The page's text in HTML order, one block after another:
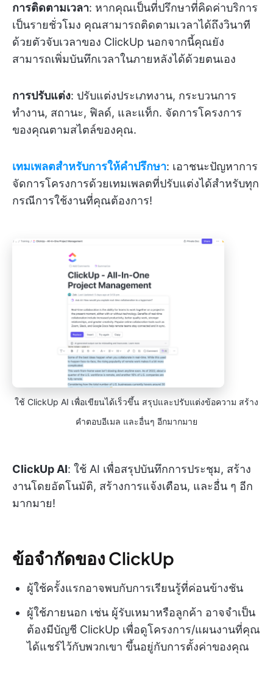
การติดตามเวลา: หากคุณเป็นที่ปรึกษาที่คิดค่าบริการ
เป็นรายชั่วโมง คุณสามารถติดตามเวลาได้ถึงวินาที
ด้วยตัวจับเวลาของ ClickUp นอกจากนี้คุณยัง
สามารถเพิ่มบันทึกเวลาในภายหลังได้ด้วยตนเอง
การปรับแต่ง: ปรับแต่งประเภทงาน, กระบวนการ
ทำงาน, สถานะ, ฟิลด์, และแท็ก. จัดการโครงการ
ของคุณตามสไตล์ของคุณ.
เทมเพลตสำหรับการให้คำปรึกษา: เอาชนะปัญหาการ
จัดการโครงการด้วยเทมเพลตที่ปรับแต่งได้สำหรับทุก
กรณีการใช้งานที่คุณต้องการ!
ใช้ ClickUp AI เพื่อเขียนได้เร็วขึ้น สรุปและปรับแต่งข้อความ สร้าง
คำตอบอีเมล และอื่นๆ อีกมากมาย
ClickUp AI: ใช้ AI เพื่อสรุปบันทึกการประชุม, สร้าง
งานโดยอัตโนมัติ, สร้างการแจ้งเตือน, และอื่น ๆ อีก
มากมาย!
ข้อจำกัดของ ClickUp
ผู้ใช้ครั้งแรกอาจพบกับการเรียนรู้ที่ค่อนข้างชัน
ผู้ใช้ภายนอก เช่น ผู้รับเหมาหรือลูกค้า อาจจำเป็น
ต้องมีบัญชี ClickUp เพื่อดูโครงการ/แผนงานที่คุณ
ได้แชร์ไว้กับพวกเขา ขึ้นอยู่กับการตั้งค่าของคุณ